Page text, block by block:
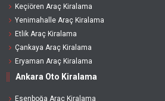
Keçiören Araç Kiralama
Yenimahalle Araç Kiralama
Etlik Araç Kiralama
Çankaya Araç Kiralama
Eryaman Araç Kiralama
Ankara Oto Kiralama
Esenboğa Araç Kiralama